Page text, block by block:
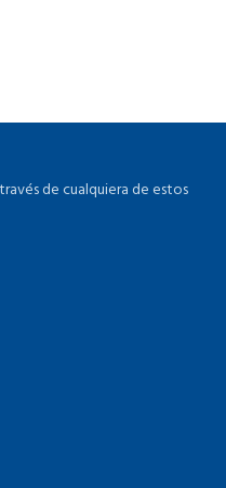
de cualquiera de estos